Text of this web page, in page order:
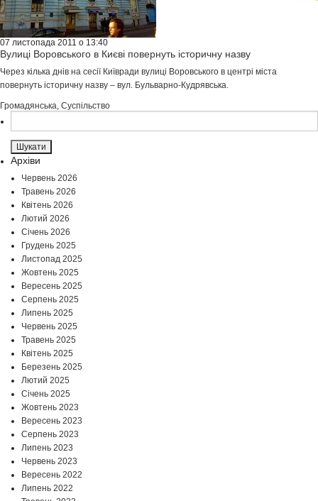
07 листопада 2011 о 13:40
Вулиці Воровського в Києві повернуть історичну назву
Через кілька днів на сесії Київради вулиці Воровського в центрі міста
повернуть історичну назву – вул. Бульварно-Кудрявська.
Громадянська, Суспільство
Архіви
Червень 2026
Травень 2026
Квітень 2026
Лютий 2026
Січень 2026
Грудень 2025
Листопад 2025
Жовтень 2025
Вересень 2025
Серпень 2025
Липень 2025
Червень 2025
Травень 2025
Квітень 2025
Березень 2025
Лютий 2025
Січень 2025
Жовтень 2023
Вересень 2023
Серпень 2023
Липень 2023
Червень 2023
Вересень 2022
Липень 2022